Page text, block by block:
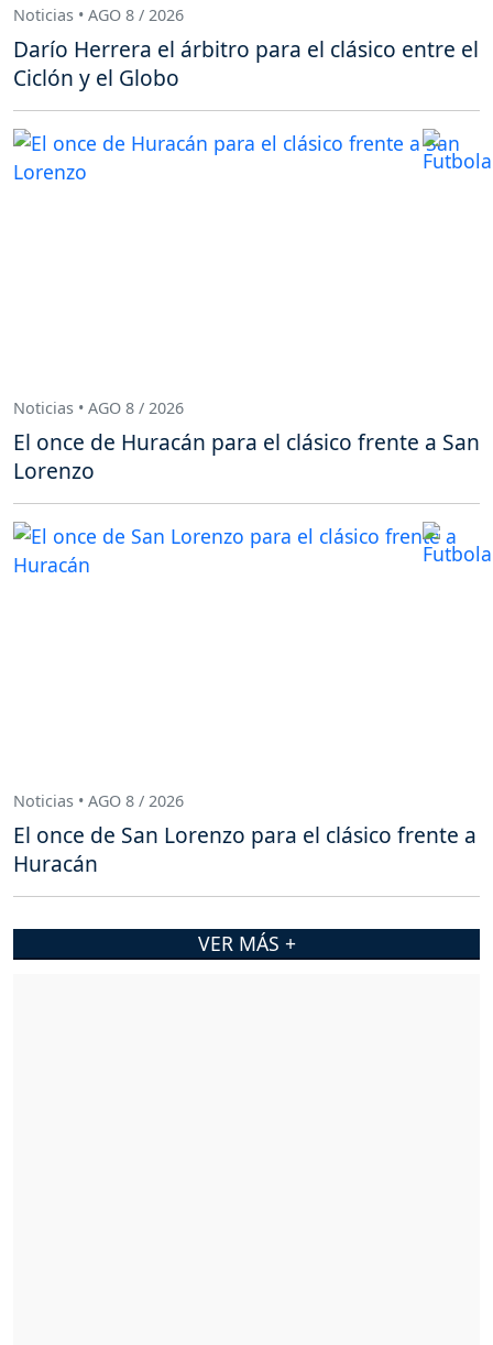
Noticias • AGO 8 / 2026
Darío Herrera el árbitro para el clásico entre el
Ciclón y el Globo
Noticias • AGO 8 / 2026
El once de Huracán para el clásico frente a San
Lorenzo
Noticias • AGO 8 / 2026
El once de San Lorenzo para el clásico frente a
Huracán
VER MÁS +